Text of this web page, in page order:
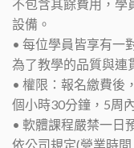
不包含其餘費用，學
設備。
• 每位學員皆享有一
為了教學的品質與連
• 權限：報名繳費後
個小時30分鐘，5周
• 軟體課程嚴禁一日
依公司規定(營業時